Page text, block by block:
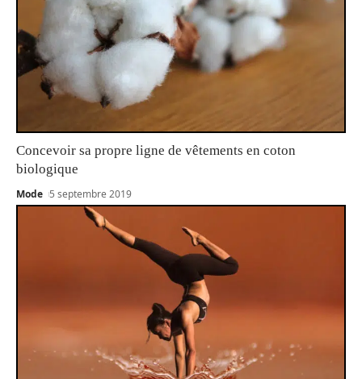
Concevoir sa propre ligne de vêtements en coton
biologique
Mode 5 septembre 2019